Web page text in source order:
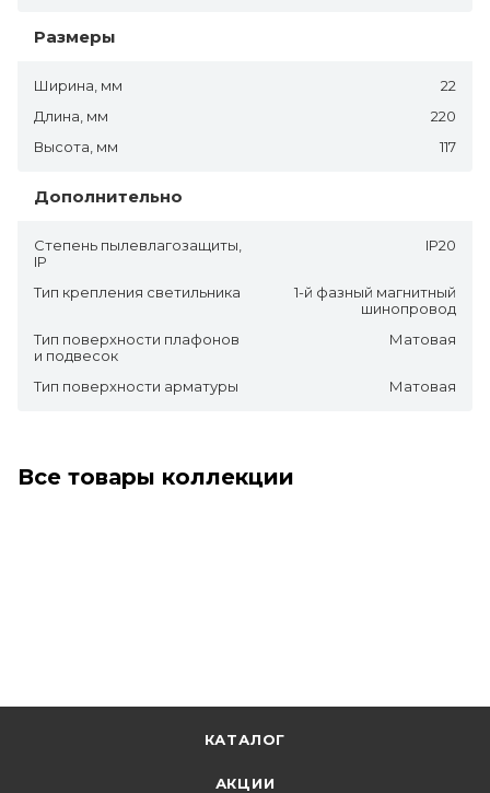
Размеры
Ширина, мм
22
Длина, мм
220
Высота, мм
117
Дополнительно
Степень пылевлагозащиты,
IP
IP20
Тип крепления светильника
1-й фазный магнитный
шинопровод
Тип поверхности плафонов
и подвесок
Матовая
Тип поверхности арматуры Матовая
Все товары коллекции
КАТАЛОГ
АКЦИИ